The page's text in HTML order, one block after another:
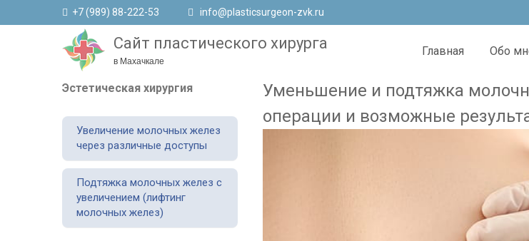
+7 (989) 88-222-53 info@plasticsurgeon-zvk.ru
Сайт пластического хирурга
в Махачкале
Главная Обо
Эстетическая хирургия
Увеличение молочных желез
через различные доступы
Подтяжка молочных желез с
увеличением (лифтинг
молочных желез)
Уменьшение и подтяжка
операции и возможные